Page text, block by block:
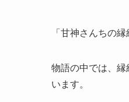
「甘神さんちの
物語の中では、
います。